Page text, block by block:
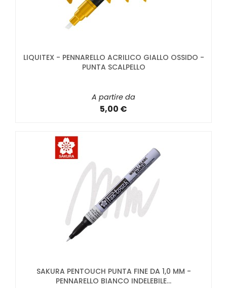
LIQUITEX - PENNARELLO ACRILICO GIALLO OSSIDO -
PUNTA SCALPELLO
A partire da
5,00 €
SAKURA PENTOUCH PUNTA FINE DA 1,0 MM -
PENNARELLO BIANCO INDELEBILE...